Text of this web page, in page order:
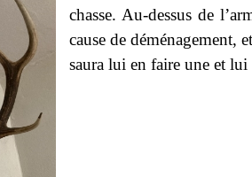
chasse. Au-dessus de
cause de déménagement,
saura lui en faire une et